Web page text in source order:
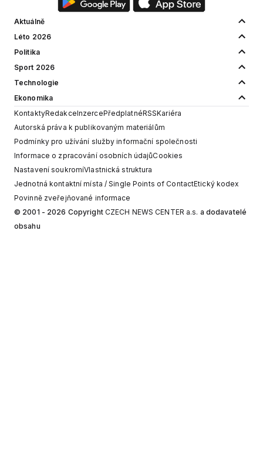
Aktuálně
Léto 2026
Politika
Sport 2026
Technologie
Ekonomika
KontaktyRedakceInzercePředplatnéRSSKariéra
Autorská práva k publikovaným materiálům
Podmínky pro užívání služby informační společnosti
Informace o zpracování osobních údajůCookies
Nastavení soukromíVlastnická struktura
Jednotná kontaktní místa / Single Points of ContactEtický kodex
Povinně zveřejňované informace
© 2001 - 2026 Copyright CZECH NEWS CENTER a.s. a dodavatelé
obsahu